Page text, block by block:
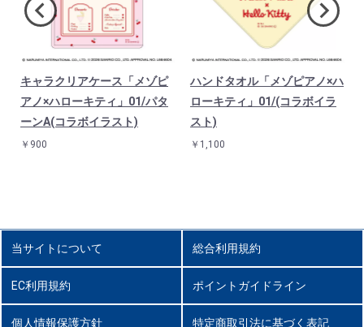
キャラクリアケース「メゾピ
アノ×ハローキティ」01/パタ
ーンA(コラボイラスト)
￥900
ハンドタオル「メゾピアノ×ハ
ローキティ」01/(コラボイラ
スト)
￥1,100
当サイトについて 総合利用規約
EC利用規約 ポイントガイドライン
個人情報保護方針 特定商取引法に基づく表記